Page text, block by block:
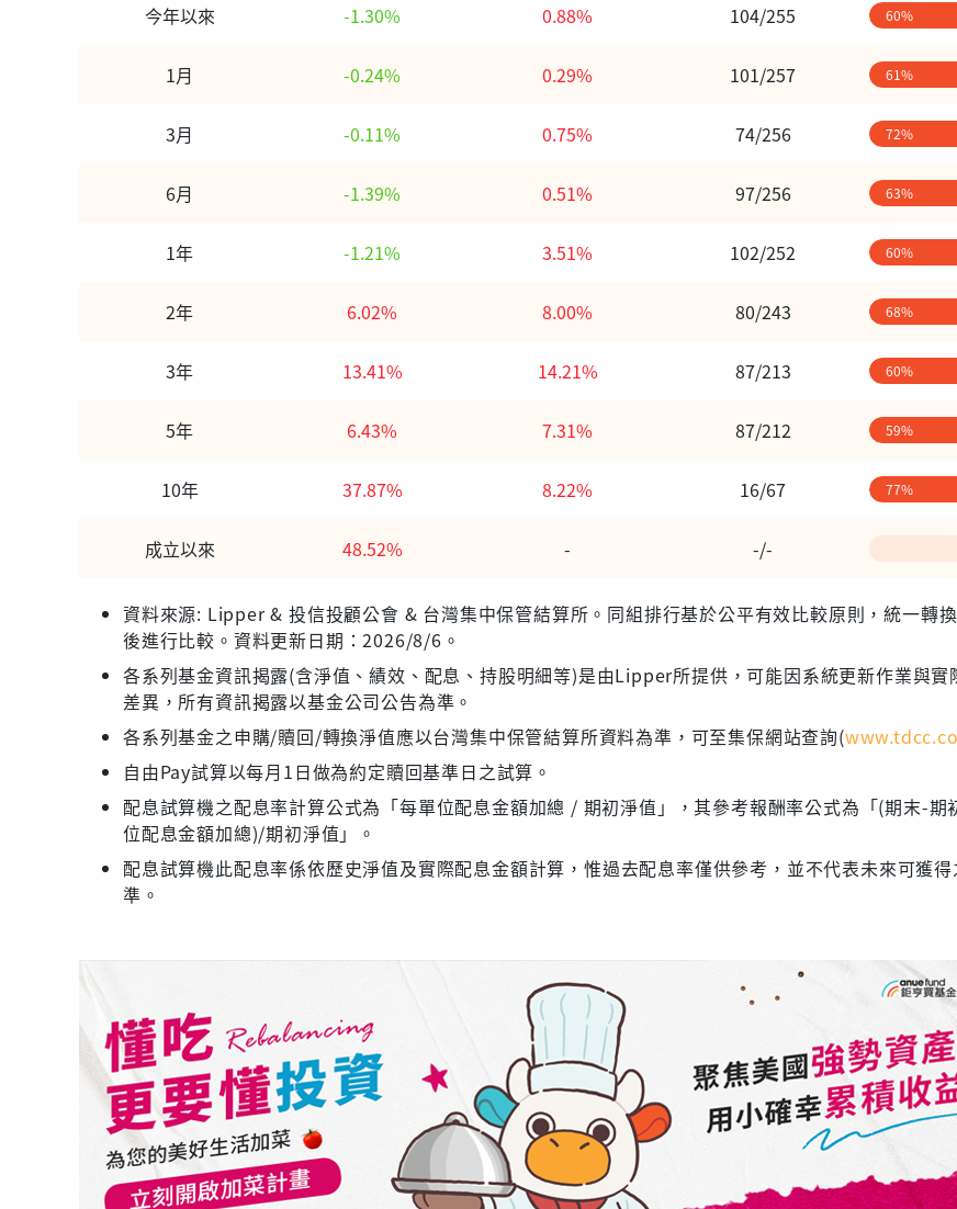
今年以來 -1.30% 0.88% 104/255 60%
1月 -0.24% 0.29% 101/257 61%
3月 -0.11% 0.75% 74/256 72%
6月 -1.39% 0.51% 97/256 63%
1年 -1.21% 3.51% 102/252 60%
2年 6.02% 8.00% 80/243 68%
3年 13.41% 14.21% 87/213 60%
5年 6.43% 7.31% 87/212 59%
10年 37.87% 8.22% 16/67 77%
成立以來 48.52% - -/-
資料來源: Lipper & 投信投顧公會 & 台灣集中保管結算所。同組排行基於公平有效比較原則，統一轉
後進行比較。資料更新日期：2026/8/6。
各系列基金資訊揭露(含淨值、績效、配息、持股明細等)是由Lipper所提供，可能因系統更新作業與實
差異，所有資訊揭露以基金公司公告為準。
各系列基金之申購/贖回/轉換淨值應以台灣集中保管結算所資料為準，可至集保網站查詢(
自由Pay試算以每月1日做為約定贖回基準日之試算。
配息試算機之配息率計算公式為「每單位配息金額加總 / 期初淨值」，其參考報酬率公式為「(期末-期
位配息金額加總)/期初淨值」。
配息試算機此配息率係依歷史淨值及實際配息金額計算，惟過去配息率僅供參考，並不代表未來可獲
準。